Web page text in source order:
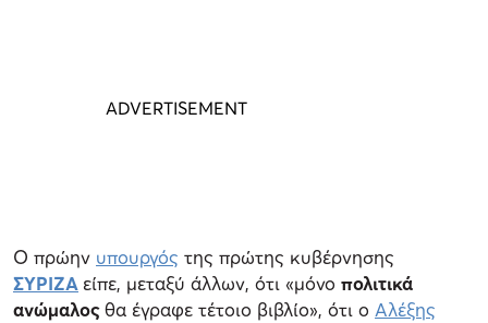
Ο πρώην υπουργός της πρώτης κυβέρνησης
ΣΥΡΙΖΑ είπε, μεταξύ άλλων, ότι «μόνο πολιτικά
ανώμαλοςθα έγραφε τέτοιο βιβλίο», ότι ο Αλέξης